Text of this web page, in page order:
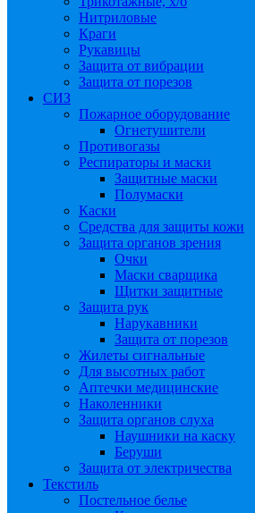
Нитриловые
Краги
Рукавицы
Защита от вибрации
Защита от порезов
СИЗ
Пожарное оборудование
Огнетушители
Противогазы
Респираторы и маски
Защитные маски
Полумаски
Каски
Средства для защиты кожи
Защита органов зрения
Очки
Маски сварщика
Щитки защитные
Защита рук
Нарукавники
Защита от порезов
Жилеты сигнальные
Для высотных работ
Аптечки медицинские
Наколенники
Защита органов слуха
Наушники на каску
Беруши
Защита от электричества
Текстиль
Постельное белье